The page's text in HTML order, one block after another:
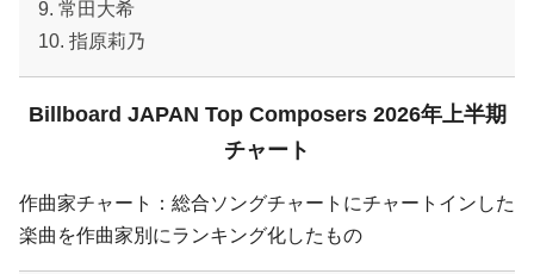
9. 常田大希
10. 指原莉乃
Billboard JAPAN Top Composers 2026年上半期
チャート
作曲家チャート：総合ソングチャートにチャートインした
楽曲を作曲家別にランキング化したもの